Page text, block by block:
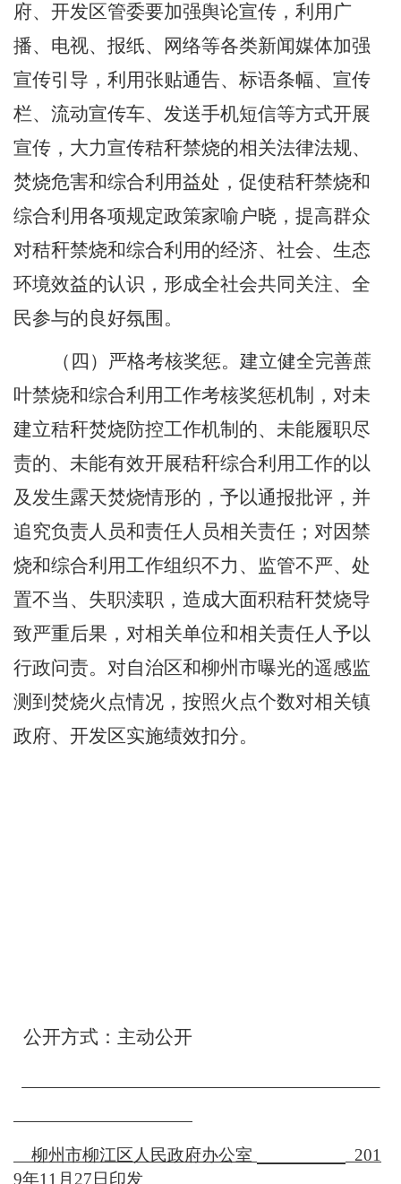
府、开发区管委要加强舆论宣传，利用广
播、电视、报纸、网络等各类新闻媒体加强
宣传引导，利用张贴通告、标语条幅、宣传
栏、流动宣传车、发送手机短信等方式开展
宣传，大力宣传秸秆禁烧的相关法律法规、
焚烧危害和综合利用益处，促使秸秆禁烧和
综合利用各项规定政策家喻户晓，提高群众
对秸秆禁烧和综合利用的经济、社会、生态
环境效益的认识，形成全社会共同关注、全
民参与的良好氛围。
（四）严格考核奖惩。 建立健全完善蔗
叶禁烧和综合利用工作考核奖惩机制，对未
建立秸秆焚烧防控工作机制的、未能履职尽
责的、未能有效开展秸秆综合利用工作的以
及发生露天焚烧情形的，予以通报批评，并
追究负责人员和责任人员相关责任；对因禁
烧和综合利用工作组织不力、监管不严、处
置不当、失职渎职，造成大面积秸秆焚烧导
致严重后果，对相关单位和相关责任人予以
行政问责。对自治区和柳州市曝光的遥感监
测到焚烧火点情况，按照火点个数对相关镇
政府、开发区实施绩效扣分。
公开方式：主动公开
柳州市柳江区人民政府办公室
201
9年11 月 27 日印发